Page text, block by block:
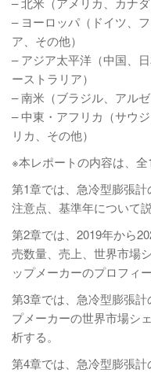
– ヨーロッパ（ドイツ、
ア、その他）
– アジア太平洋（中国、
ーストラリア）
– 南米（ブラジル、アル
– 中東・アフリカ（サウ
リカ、その他）
※本レポートの内容は、全
第1章では、急冷型膨張
注意点、基準年について説
第2章では、2019年から
売数量、売上、世界市場
ップメーカーのプロフィ
第3章では、急冷型膨張
プメーカーの世界市場シ
析する。
第4章では、急冷型膨張計